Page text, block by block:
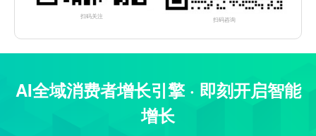
扫码关注 扫码咨询
AI全域消费者增长引擎 · 即刻开启智能
增长